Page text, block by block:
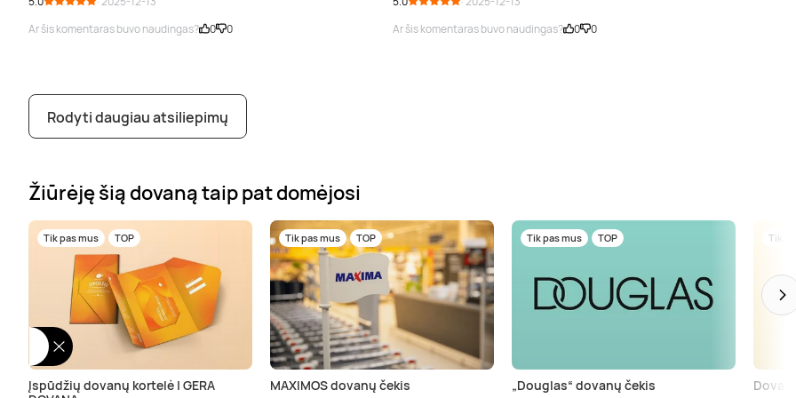
Ar šis komentaras buvo naudingas?
0 0
Ar šis komentaras buvo naudingas?
0 0
Rodyti daugiau atsiliepimų
Žiūrėję šią dovaną taip pat domėjosi
Tik pas mus TOP
Įspūdžių dovanų kortelė | GERA
Tik pas mus TOP
MAXIMOS dovanų čekis
Tik pas mus TOP
„Douglas“ dovanų čekis
Tik